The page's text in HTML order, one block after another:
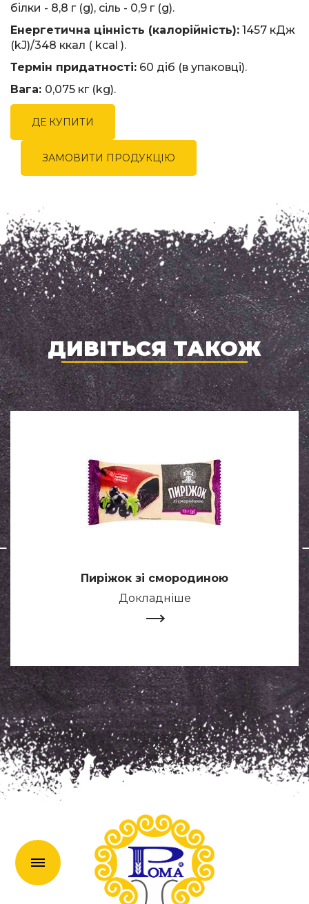
білки - 8,8 г (g), сіль - 0,9 г (g).
Енергетична цінність (калорійність): 1457 кДж
(kJ)/348 ккал ( kсal ).
Термін придатності: 60 діб (в упаковці).
Вага: 0,075 кг (kg).
ДЕ КУПИТИ
ЗАМОВИТИ ПРОДУКЦІЮ
ДИВІТЬСЯ ТАКОЖ
Пиріжок зі смородиною
Докладніше
en